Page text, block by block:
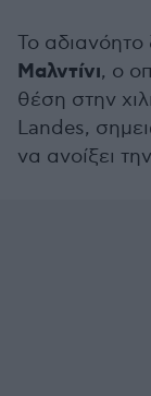
Το
Μαλντίνι, ο
θέση στην
Landes,
να ανοίξει